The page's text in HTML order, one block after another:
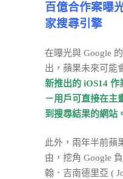
百億合作案曝
家搜尋引擎
在曝光與 Google
出，蘋果未來可能
新推出的 iOS14
－用戶可直接在主
到搜尋結果的網站
此外，兩年半前蘋
由，挖角 Google
翰．吉南德里亞 (